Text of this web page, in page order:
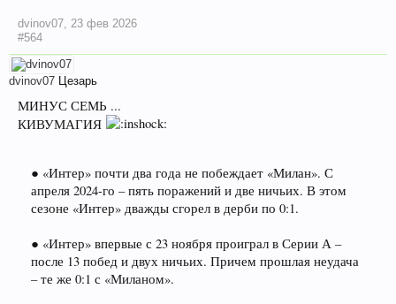
dvinov07 23 фев 2026
#564
dvinov07 Цезарь
МИНУС СЕМЬ ...
КИВУМАГИЯ
● «Интер» почти два года не побеждает «Милан». С
апреля 2024-го – пять поражений и две ничьих. В этом
сезоне «Интер» дважды сгорел в дерби по 0:1.
● «Интер» впервые с 23 ноября проиграл в Серии А –
после 13 побед и двух ничьих. Причем прошлая неудача
– те же 0:1 с «Миланом».